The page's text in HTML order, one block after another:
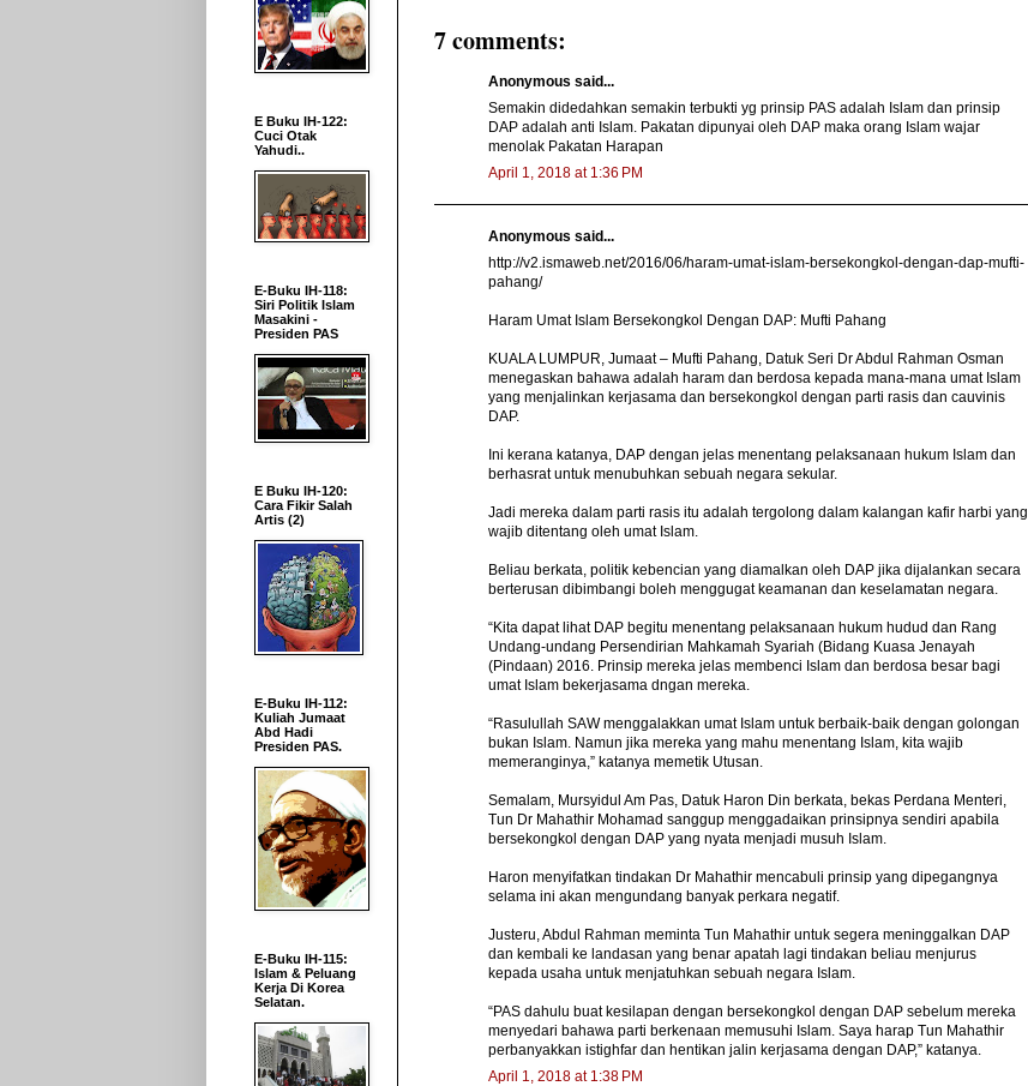
7 comments:
Anonymous said...
Semakin didedahkan semakin terbukti yg prinsip PAS adalah Islam dan prinsip
DAP adalah anti Islam. Pakatan dipunyai oleh DAP maka orang Islam wajar
menolak Pakatan Harapan
April 1, 2018 at 1:36 PM
Anonymous said...
http://v2.ismaweb.net/2016/06/haram-umat-islam-bersekongkol-dengan-dap-mufti-
pahang/
Haram Umat Islam Bersekongkol Dengan DAP: Mufti Pahang
KUALA LUMPUR, Jumaat – Mufti Pahang, Datuk Seri Dr Abdul Rahman Osman
menegaskan bahawa adalah haram dan berdosa kepada mana-mana umat Islam
yang menjalinkan kerjasama dan bersekongkol dengan parti rasis dan cauvinis
DAP.
Ini kerana katanya, DAP dengan jelas menentang pelaksanaan hukum Islam dan
berhasrat untuk menubuhkan sebuah negara sekular.
Jadi mereka dalam parti rasis itu adalah tergolong dalam kalangan kafir harbi yang
wajib ditentang oleh umat Islam.
Beliau berkata, politik kebencian yang diamalkan oleh DAP jika dijalankan secara
berterusan dibimbangi boleh menggugat keamanan dan keselamatan negara.
“Kita dapat lihat DAP begitu menentang pelaksanaan hukum hudud dan Rang
Undang-undang Persendirian Mahkamah Syariah (Bidang Kuasa Jenayah
(Pindaan) 2016. Prinsip mereka jelas membenci Islam dan berdosa besar bagi
umat Islam bekerjasama d­ngan mereka.
“Rasulullah SAW menggalakkan umat Islam untuk berbaik-baik dengan golongan
bukan Islam. Namun jika mereka yang mahu menentang Islam, kita wajib
memeranginya,” katanya memetik Utusan.
Semalam, Mursyidul Am Pas, Datuk Haron Din berkata, bekas Perdana Menteri,
Tun Dr Mahathir Mohamad sanggup menggadaikan prinsipnya sendiri apabila
bersekongkol dengan DAP yang nyata menjadi musuh Islam.
Haron menyifatkan tindakan Dr Mahathir mencabuli prinsip yang dipegangnya
selama ini akan mengundang banyak perkara negatif.
Justeru, Abdul Rahman meminta Tun Mahathir untuk segera meninggalkan DAP
dan kembali ke landasan yang benar apatah lagi tindakan beliau menjurus
kepada usaha untuk menjatuhkan sebuah negara Islam.
“PAS dahulu buat kesilapan dengan bersekongkol dengan DAP sebelum mereka
menyedari bahawa parti berkenaan memusuhi Islam. Saya harap Tun Mahathir
perbanyakkan istighfar dan hentikan jalin kerjasama dengan DAP,” katanya.
April 1, 2018 at 1:38 PM
E Buku IH-122:
Cuci Otak
Yahudi..
E-Buku IH-118:
Siri Politik Islam
Masakini -
Presiden PAS
E Buku IH-120:
Cara Fikir Salah
Artis (2)
E-Buku IH-112:
Kuliah Jumaat
Abd Hadi
Presiden PAS.
E-Buku IH-115:
Islam & Peluang
Kerja Di Korea
Selatan.